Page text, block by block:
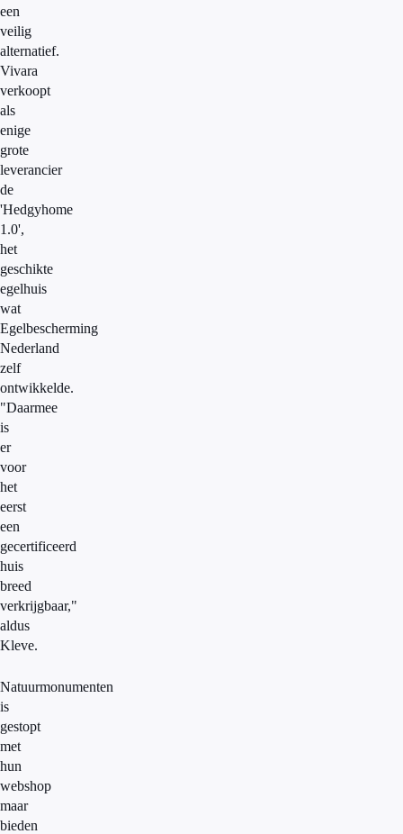
een
veilig
alternatief.
Vivara
verkoopt
als
enige
grote
leverancier
de
'Hedgyhome
1.0',
het
geschikte
egelhuis
wat
Egelbescherming
Nederland
zelf
ontwikkelde.
"Daarmee
is
er
voor
het
eerst
een
gecertificeerd
huis
breed
verkrijgbaar,"
aldus
Kleve.
Natuurmonumenten
is
gestopt
met
hun
webshop
maar
bieden